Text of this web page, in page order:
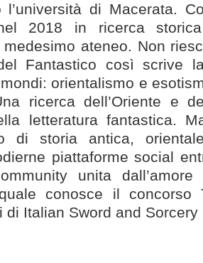
l’università di Macerata.
2018 in ricerca
ateneo. Non
Fantastico così scrive
orientalismo e
ricerca dell’Oriente e
letteratura fantastica.
di storia antica,
piattaforme social
unita
conosce il concorso
di Italian Sword and Sorcery